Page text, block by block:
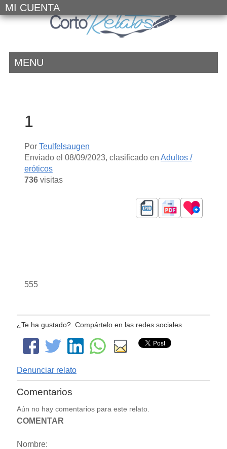
MI CUENTA
MENU
1
Por Teulfelsaugen
Enviado el 08/09/2023, clasificado en Adultos /
eróticos
736visitas
555
¿Te ha gustado?. Compártelo en las redes sociales
Denunciar relato
Comentarios
Aún no hay comentarios para este relato.
COMENTAR
Nombre: